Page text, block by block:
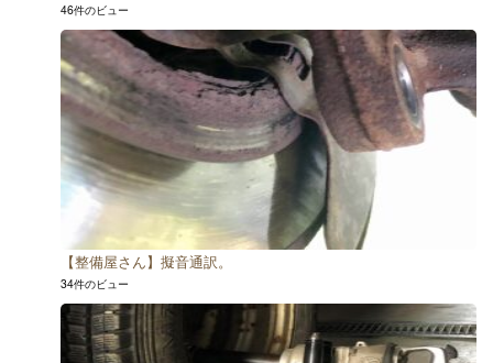
46件のビュー
【整備屋さん】擬音通訳。
34件のビュー